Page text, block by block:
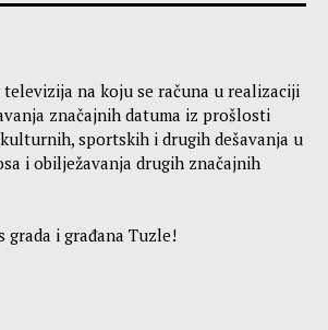
na koju se računa u realizaciji
značajnih datuma iz prošlosti
sportskih i drugih dešavanja u
i obilježavanja drugih značajnih
grada i građana Tuzle!